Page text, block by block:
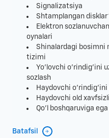
Signalizatsiya
Shtamplangan disklar
Elektron
oynalari
Shinalardagi bosimni
tizimi
Yo'lovchi o'rindig'ini
sozlash
Haydovchi o'rindig'ini
Haydovchi old
Qo'l boshqaruviga
Batafsil